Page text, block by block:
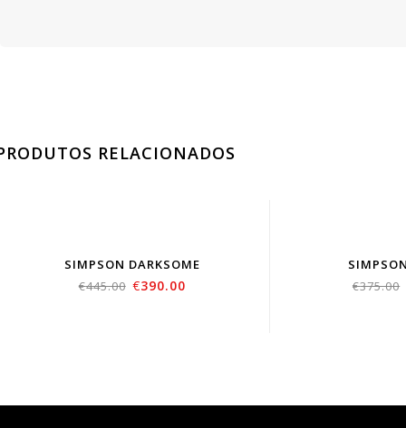
RELACIONADOS
SIMPSON DARKSOME
€445.00 €390.00
€375.00